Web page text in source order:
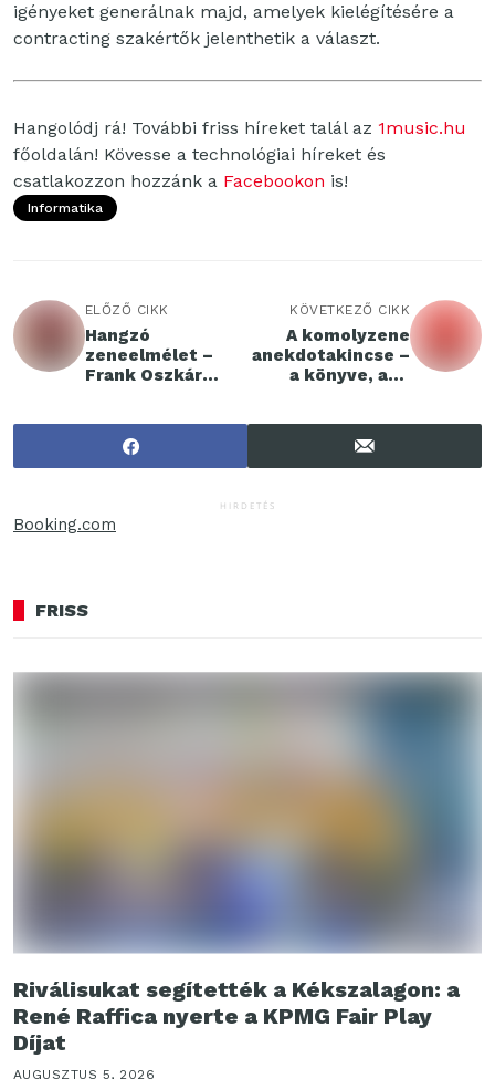
igényeket generálnak majd, amelyek kielégítésére a
contracting szakértők jelenthetik a választ.
Hangolódj rá! További friss híreket talál az 1music.hu
főoldalán! Kövesse a technológiai híreket és
csatlakozzon hozzánk a Facebookon is!
Informatika
ELŐZŐ CIKK
Hangzó
zeneelmélet –
Frank Oszkár
zenét
KÖVETKEZŐ CIKK
A komolyzene
anekdotakincse –
a könyve, ami
HIRDETÉS
Booking.com
FRISS
Riválisukat segítették a Kékszalagon: a
René Raffica nyerte a KPMG Fair Play
Díjat
AUGUSZTUS 5, 2026